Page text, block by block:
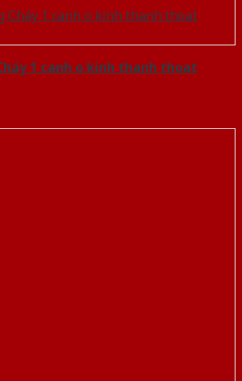
1 canh o kinh thanh thoat